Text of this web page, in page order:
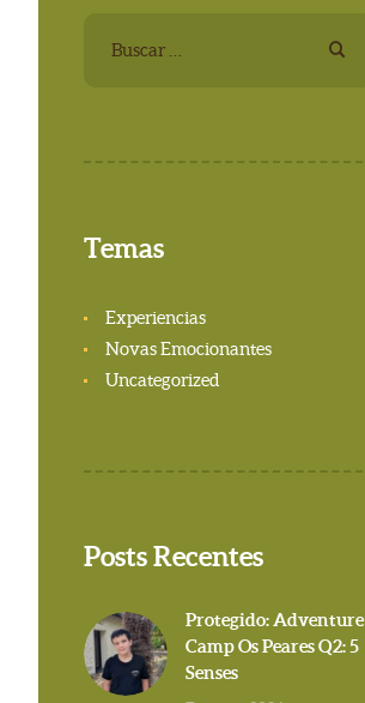
Temas
Experiencias
Novas Emocionantes
Uncategorized
Posts Recentes
Protegido: Adventure
Camp Os Peares Q2: 5
Senses